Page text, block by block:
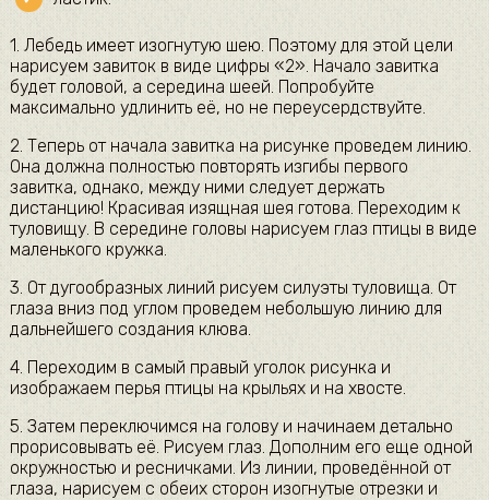
1. Лебедь имеет изогнутую шею. Поэтому для этой цели
нарисуем завиток в виде цифры «2». Начало завитка
будет головой, а середина шеей. Попробуйте
максимально удлинить её, но не переусердствуйте.
2. Теперь от начала завитка на рисунке проведем линию.
Она должна полностью повторять изгибы первого
завитка, однако, между ними следует держать
дистанцию! Красивая изящная шея готова. Переходим к
туловищу. В середине головы нарисуем глаз птицы в виде
маленького кружка.
3. От дугообразных линий рисуем силуэты туловища. От
глаза вниз под углом проведем небольшую линию для
дальнейшего создания клюва.
4. Переходим в самый правый уголок рисунка и
изображаем перья птицы на крыльях и на хвосте.
5. Затем переключимся на голову и начинаем детально
прорисовывать её. Рисуем глаз. Дополним его еще одной
окружностью и ресничками. Из линии, проведённой от
глаза, нарисуем с обеих сторон изогнутые отрезки и